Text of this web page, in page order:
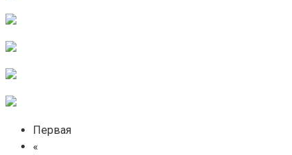
Первая
«